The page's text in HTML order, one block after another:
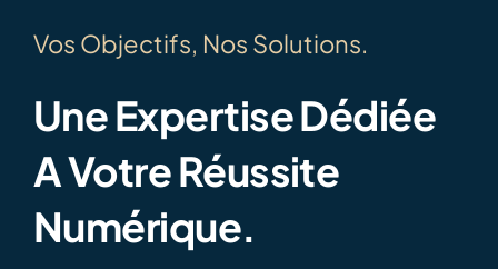
Vos Objectifs, Nos Solutions.
Une Expertise Dédiée
A Votre Réussite
Numérique.